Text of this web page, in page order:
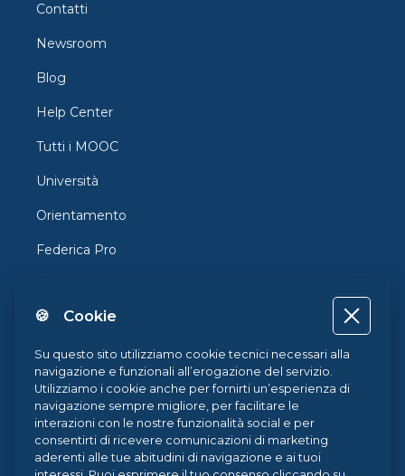
Contatti
Newsroom
Blog
Help Center
Tutti i MOOC
Università
Orientamento
Federica Pro
Federica Coursera
Accessibilità
Privacy
Termini e Condizioni
Cookie Policy
🍪 Cookie
Su questo sito utilizziamo cookie tecnici necessari alla
navigazione e funzionali all’erogazione del servizio.
Utilizziamo i cookie anche per fornirti un’esperienza di
navigazione sempre migliore, per facilitare le
interazioni con le nostre funzionalità social e per
consentirti di ricevere comunicazioni di marketing
aderenti alle tue abitudini di navigazione e ai tuoi